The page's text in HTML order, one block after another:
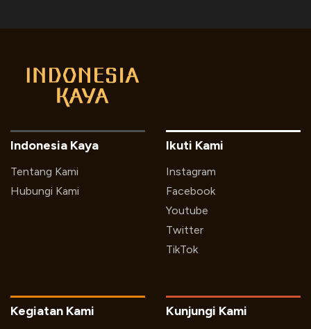
Indonesia Kaya
Tentang Kami
Hubungi Kami
Ikuti Kami
Instagram
Facebook
Youtube
Twitter
TikTok
Kegiatan Kami Kunjungi Kami